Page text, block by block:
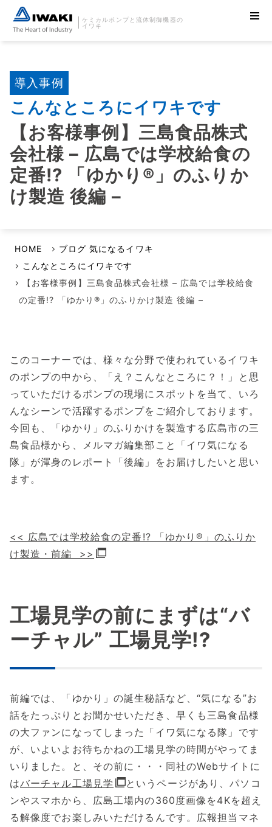
ケミカルポンプと流体制御機器の
イワキ
導入事例
こんなところにイワキです
【お客様事例】三島食品株式
会社様 – 広島では学校給食の
定番!? 「ゆかり®」のふりか
け製造 後編 –
HOME
ブログ 気になるイワキ
こんなところにイワキです
【お客様事例】三島食品株式会社様 – 広島では学校給食
の定番!? 「ゆかり®」のふりかけ製造 後編 –
このコーナーでは、様々な分野で使われているイワキ
のポンプの中から、「え？こんなところに？！」と思
っていただけるポンプの現場にスポットを当て、いろ
んなシーンで活躍するポンプをご紹介しております。
今回も、「ゆかり」のふりかけを製造する広島市の三
島食品様から、メルマガ編集部こと「イワ気になる
隊」が渾身のレポート「後編」をお届けしたいと思い
ます。
<< 広島では学校給食の定番!? 「ゆかり®」のふりか
け製造・前編 >>
工場見学の前にまずは“バ
ーチャル” 工場見学!?
前編では、「ゆかり」の誕生秘話など、“気になる”お
話をたっぷりとお聞かせいただき、早くも三島食品様
の大ファンになってしまった「イワ気になる隊」です
が、いよいよお待ちかねの工場見学の時間がやってま
いりました。と、その前に・・・同社のWebサイトに
はバーチャル工場見学
というページがあり、パソコ
ンやスマホから、広島工場内の360度画像を4Kを超え
る解像度でお楽しみいただけるんです。広報担当マネ